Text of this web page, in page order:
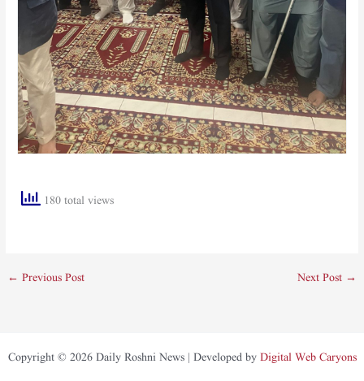
180 total views
← Previous Post Next Post →
Copyright © 2026 Daily Roshni News | Developed by Digital Web Caryons